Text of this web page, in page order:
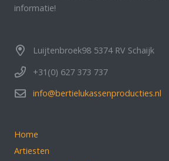
informatie!
Luijtenbroek98 5374 RV Schaijk
+31(0) 627 373 737
info@bertielukassenproducties.nl
Home
Artiesten